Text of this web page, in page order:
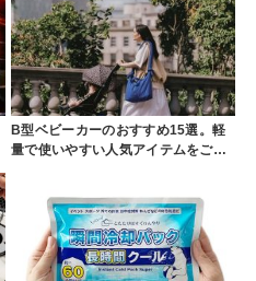
B型ベビーカーのおすすめ15選。軽
量で使いやすい人気アイテムをご…